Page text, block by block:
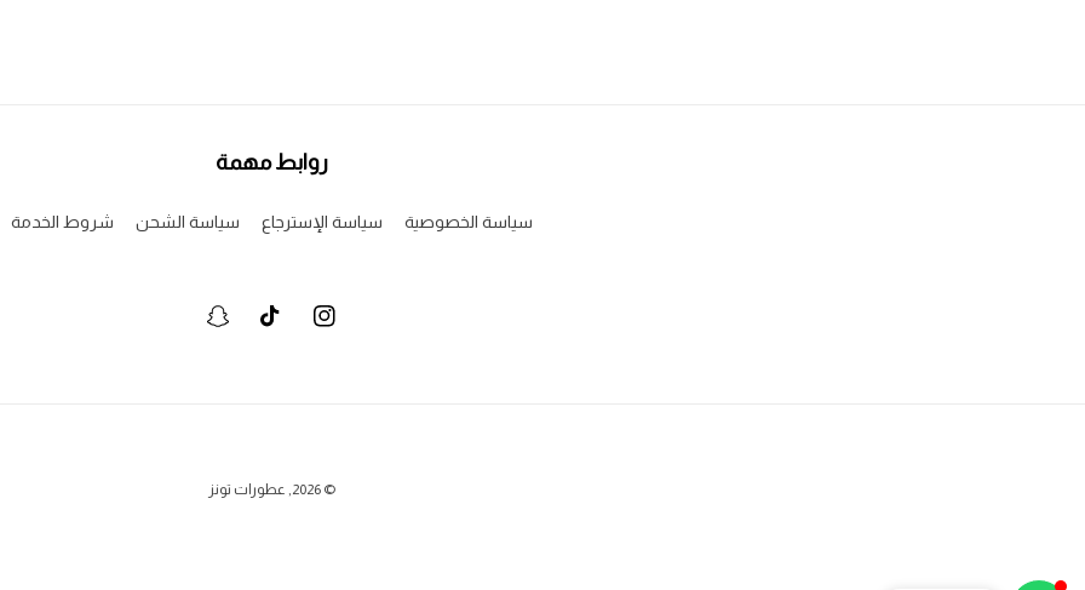
روابط مهمة
سياسة الخصوصية سياسة الإسترجاع سياسة الشحن شروط الخدمة
انستجرام تيكتوك سنابشات
© 2026, عطورات تونز